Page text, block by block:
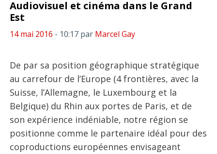
Audiovisuel et cinéma dans le Grand
Est
14 mai 2016 - 10:17 par Marcel Gay
De par sa position géographique stratégique
au carrefour de l’Europe (4 frontières, avec la
Suisse, l’Allemagne, le Luxembourg et la
Belgique) du Rhin aux portes de Paris, et de
son expérience indéniable, notre région se
positionne comme le partenaire idéal pour des
coproductions européennes envisageant